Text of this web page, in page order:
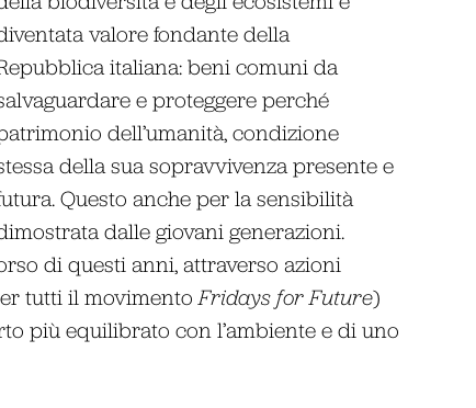
valore fondante della
italiana: beni comuni da
e proteggere perché
dell’umanità, condizione
della sua sopravvivenza presente e
Questo anche per la sensibilità
dalle giovani generazioni.
di questi anni, attraverso azioni
tutti il movimento Fridays for Future)
più equilibrato con l’ambiente e di uno